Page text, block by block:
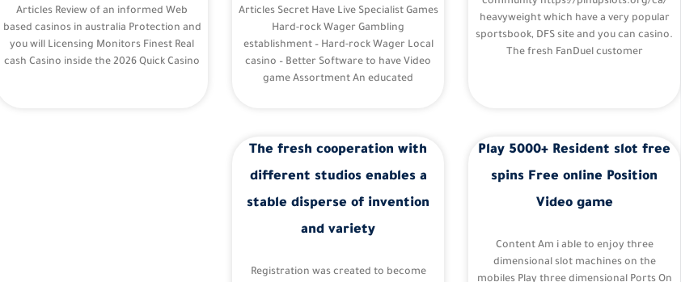
heavyweight which have a very popular
sportsbook, DFS site and you can casino.
The fresh FanDuel customer
Articles Secret Have Live Specialist Games
Hard-rock Wager Gambling
establishment – Hard-rock Wager Local
casino – Better Software to have Video
game Assortment An educated
Articles Review of an informed Web
based casinos in australia Protection and
you will Licensing Monitors Finest Real
cash Casino inside the 2026 Quick Casino
Play 5000+ Resident slot free
spins Free online Position
Video game
Content Am i able to enjoy three
dimensional slot machines on the
mobiles Play three dimensional Ports On
The fresh cooperation with
different studios enables a
stable disperse of invention
and variety
Registration was created to become